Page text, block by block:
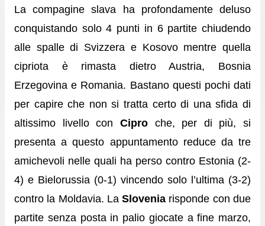
La compagine slava ha profondamente deluso
conquistando solo 4 punti in 6 partite chiudendo
alle spalle di Svizzera e Kosovo mentre quella
cipriota è rimasta dietro Austria, Bosnia
Erzegovina e Romania. Bastano questi pochi dati
per capire che non si tratta certo di una sfida di
altissimo livello con Ciproche, per di più, si
presenta a questo appuntamento reduce da tre
amichevoli nelle quali ha perso contro Estonia (2-
4) e Bielorussia (0-1) vincendo solo l’ultima (3-2)
contro la Moldavia. LaSlovenia risponde con due
partite senza posta in palio giocate a fine marzo,